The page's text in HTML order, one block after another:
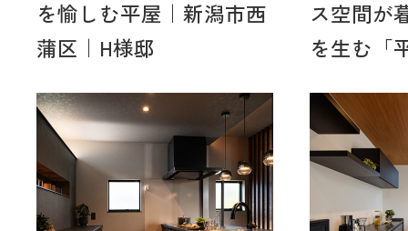
を愉しむ平屋｜新潟市西
蒲区｜H様邸
ス空間が
を生む「